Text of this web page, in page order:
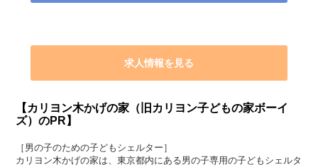
求人情報を見る
【カリヨン木かげの家（旧カリヨン子どもの家ボーイ
ズ）のPR】
［男の子のための子どもシェルター］
カリヨン木かげの家は、東京都内にある男の子専用の子どもシェルタ